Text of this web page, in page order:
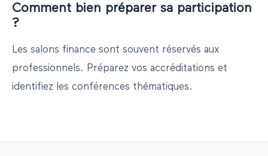
Comment bien préparer sa participation
?
Les salons finance sont souvent réservés aux
professionnels. Préparez vos accréditations et
identifiez les conférences thématiques.